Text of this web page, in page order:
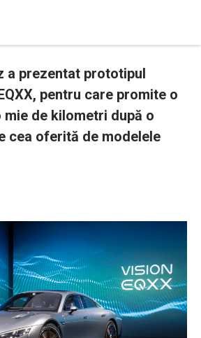
a prezentat prototipul
pentru care promite o
mie de kilometri după o
cea oferită de modelele